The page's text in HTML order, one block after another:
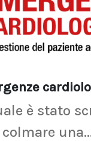
è stato
colmare